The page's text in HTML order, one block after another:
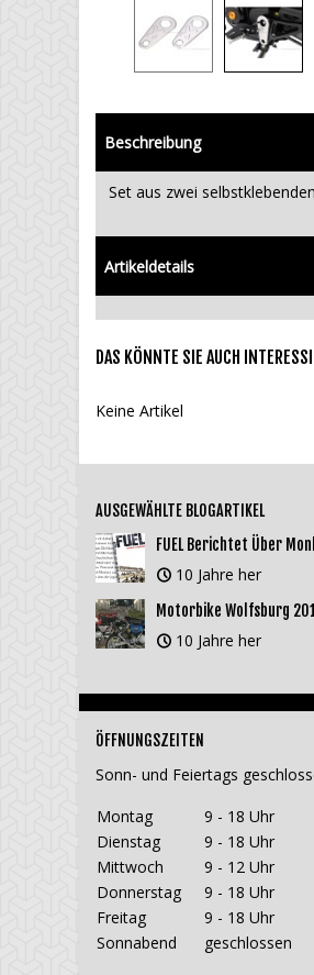
Beschreibung
Set aus zwei
Artikeldetails
DAS KÖNNTE SIE AUCH
Keine Artikel
AUSGEWÄHLTE BLOGARTIKEL
FUEL Berichtet Über
10 Jahre her
Motorbike Wolfsburg
10 Jahre her
ÖFFNUNGSZEITEN
Sonn- und Feiertags
Montag
9 - 18 Uhr
Dienstag
9 - 18 Uhr
Mittwoch
9 - 12 Uhr
Donnerstag
9 - 18 Uhr
Freitag
9 - 18 Uhr
Sonnabend
geschlossen